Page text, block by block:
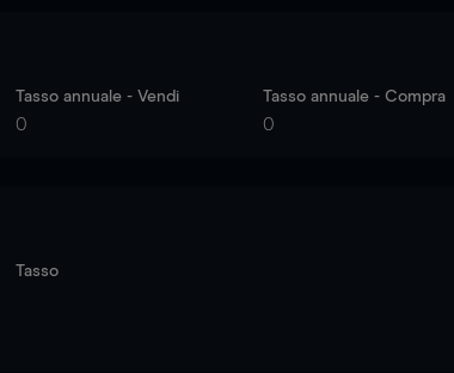
Tasso annuale - Vendi
0
Tasso annuale - Compra
0
Tasso